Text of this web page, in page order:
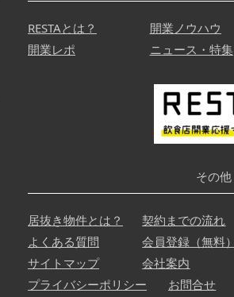
RESTAとは？ 開業ノウハウ
開業レポ
ニュース・特集
その他
居抜き物件とは？ 契約までの流れ
よくある質問
会員登録（無料）
サイトマップ
会社案内
プライバシーポリシー
お問合せ